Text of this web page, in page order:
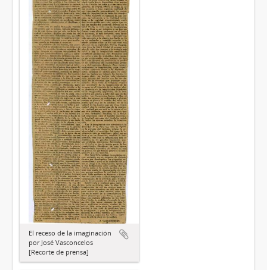
El receso de la imaginación
por José Vasconcelos
[Recorte de prensa]